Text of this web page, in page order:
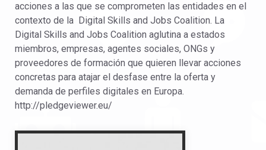
acciones a las que se comprometen las entidades en el
contexto de la Digital Skills and Jobs Coalition. La
Digital Skills and Jobs Coalition aglutina a estados
miembros, empresas, agentes sociales, ONGs y
proveedores de formación que quieren llevar acciones
concretas para atajar el desfase entre la oferta y
demanda de perfiles digitales en Europa.
http://pledgeviewer.eu/